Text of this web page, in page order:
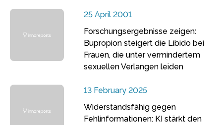
25 April 2001
Forschungsergebnisse zeigen:
Bupropion steigert die Libido bei
Frauen, die unter vermindertem
sexuellen Verlangen leiden
13 February 2025
Widerstandsfähig gegen
Fehlinformationen: KI stärkt den